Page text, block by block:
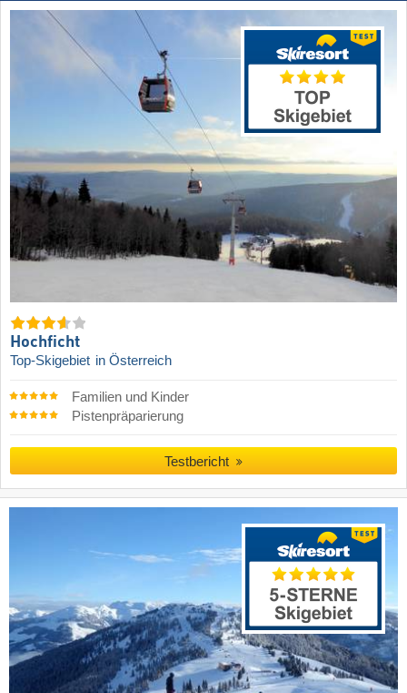
Hochficht
Top-Skigebiet in Österreich
Familien und Kinder
Pistenpräparierung
Testbericht